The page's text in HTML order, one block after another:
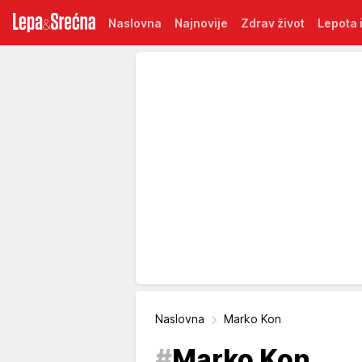
Naslovna Najnovije Zdrav život Lepota
Naslovna Marko Kon